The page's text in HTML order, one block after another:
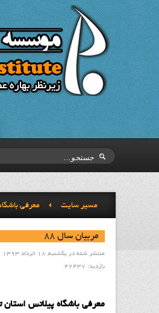
مسیر سایت معرفي
مربيان سال 88
منتشر شده در یکشنبه, 18 خرداد 1393 07:07
بازدید: 42437
معرفي باشگاه پيلاتس استان